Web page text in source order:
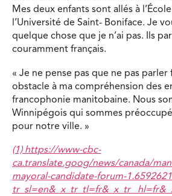
Mes deux enfants sont allés à
l’Université de Saint- Boniface. Je
quelque chose que je n’ai pas. Ils
couramment français.
« Je ne pense pas que ne pas parler
obstacle à ma compréhension des
francophonie manitobaine. Nous
Winnipégois qui sommes
pour notre ville. »
(1) https://www-cbc-
ca.translate.goog/news/canada/
mayoral-candidate-forum-
tr_sl=en&_x_tr_tl=fr&_x_tr_